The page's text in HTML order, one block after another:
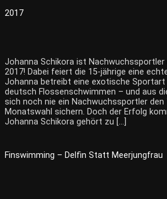
2017
Johanna Schikora ist
2017! Dabei feiert die 15-jährige eine
Johanna betreibt eine exotische Sportart
deutsch Flossenschwimmen – und aus
sich noch nie ein Nachwuchssportler den
Monatswahl sichern. Doch der Erfolg
Johanna Schikora gehört zu […]
Finswimming – Delfin Statt Meerjungfrau